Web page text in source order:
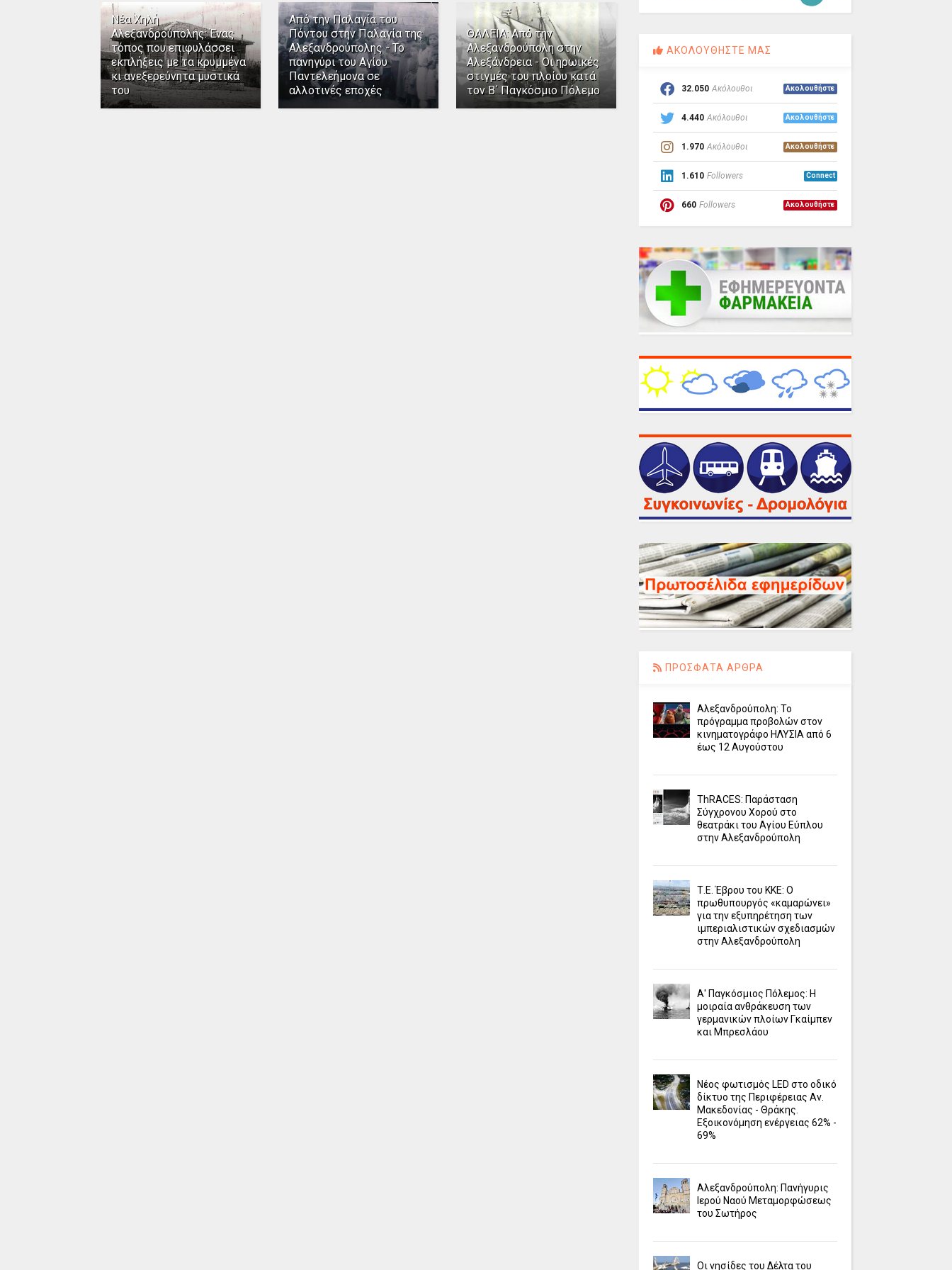
Νέα Χηλή
Αλεξανδρούπολης: Ένας
τόπος που επιφυλάσσει
εκπλήξεις με τα κρυμμένα
κι ανεξερεύνητα μυστικά
του
Από την Παλαγία του
Πόντου στην Παλαγία της
Αλεξανδρούπολης - Το
πανηγύρι του Αγίου
Παντελεήμονα σε
αλλοτινές εποχές
ΘΑΛΕΙΑ: Από την
Αλεξανδρούπολη στην
Αλεξάνδρεια - Οι ηρωικές
στιγμές του πλοίου κατά
τον Β΄ Παγκόσμιο Πόλεμο
ΑΚΟΛΟΥΘΗΣΤΕ ΜΑΣ
32.050 Ακόλουθοι Ακολουθήστε
4.440 Ακόλουθοι Ακολουθήστε
1.970 Ακόλουθοι Ακολουθήστε
1.610 Followers Connect
660 Followers Ακολουθήστε
ΠΡΟΣΦΑΤΑ ΑΡΘΡΑ
Αλεξανδρούπολη: Το
πρόγραμμα προβολών στον
κινηματογράφο ΗΛΥΣΙΑ από 6
έως 12 Αυγούστου
ΤhRACES: Παράσταση
Σύγχρονου Χορού στο
θεατράκι του Αγίου Εύπλου
στην Αλεξανδρούπολη
Τ.Ε. Έβρου του ΚΚΕ: Ο
πρωθυπουργός «καμαρώνει»
για την εξυπηρέτηση των
ιμπεριαλιστικών σχεδιασμών
στην Αλεξανδρούπολη
Α' Παγκόσμιος Πόλεμος: Η
μοιραία ανθράκευση των
γερμανικών πλοίων Γκαίμπεν
και Μπρεσλάου
Νέος φωτισμός LED στο οδικό
δίκτυο της Περιφέρειας Αν.
Μακεδονίας - Θράκης.
Εξοικονόμηση ενέργειας 62% -
69%
Αλεξανδρούπολη: Πανήγυρις
Ιερού Ναού Μεταμορφώσεως
του Σωτήρος
Οι νησίδες του Δέλτα του